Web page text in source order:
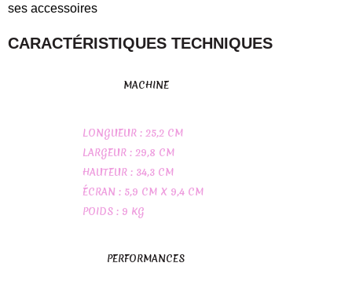
ses accessoires
CARACTÉRISTIQUES TECHNIQUES
MACHINE
LONGUEUR : 25,2 CM
LARGEUR : 29,8 CM
HAUTEUR : 34,3 CM
ÉCRAN : 5,9 CM X 9,4 CM
POIDS : 9 KG
PERFORMANCES